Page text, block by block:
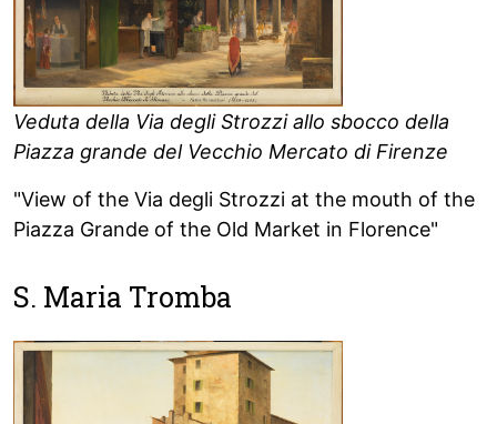
Veduta della Via degli Strozzi allo sbocco della
Piazza grande del Vecchio Mercato di Firenze
"View of the Via degli Strozzi at the mouth of the
Piazza Grande of the Old Market in Florence"
S. Maria Tromba